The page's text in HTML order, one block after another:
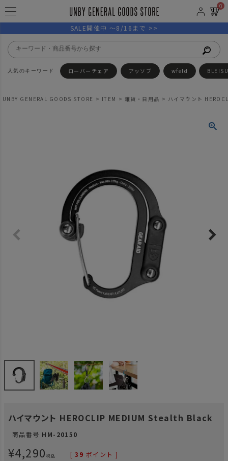
0
SALE開催中 ～8/16まで >>
ローバーチェア アッソブ wfeld
UNBY GENERAL GOODS STORE ITEM 雑貨・日用品 ハイマウント
ハイマウント HEROCLIP MEDIUM Stealth Black
商品番号 HM-20150
¥4,290 税込 [ 39 ポイント ]